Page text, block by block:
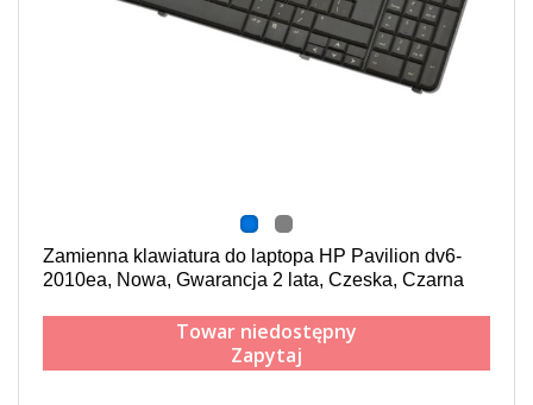
Zamienna klawiatura do laptopa HP Pavilion dv6-
2010ea, Nowa, Gwarancja 2 lata, Czeska, Czarna
Towar niedostępny
Zapytaj